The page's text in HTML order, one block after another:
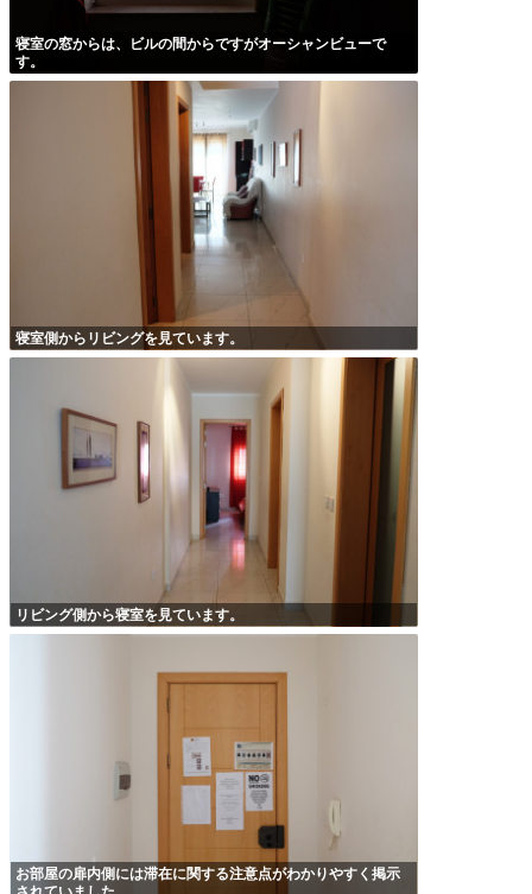
寝室の窓からは、ビルの間からですがオーシャンビューで
す。
寝室側からリビングを見ています。
リビング側から寝室を見ています。
お部屋の扉内側には滞在に関する注意点がわかりやすく掲示